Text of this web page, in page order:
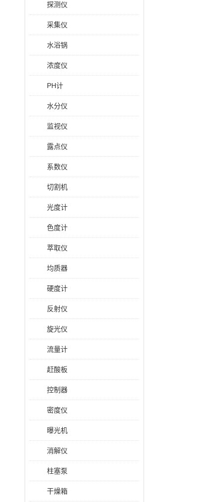
探测仪
采集仪
水浴锅
浓度仪
PH计
水分仪
监视仪
露点仪
系数仪
切割机
光度计
色度计
萃取仪
均质器
硬度计
反射仪
旋光仪
流量计
赶酸板
控制器
密度仪
曝光机
消解仪
柱塞泵
干燥箱